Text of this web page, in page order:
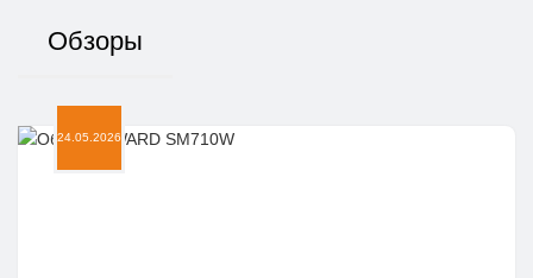
Обзоры
24.05.2026